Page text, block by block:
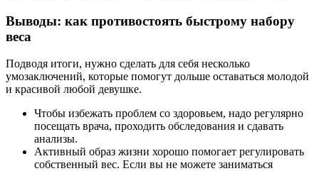
Выводы: как противостоять быстрому набору
веса
Подводя итоги, нужно сделать для себя несколько
умозаключений, которые помогут дольше оставаться молодой
и красивой любой девушке.
Чтобы избежать проблем со здоровьем, надо регулярно
посещать врача, проходить обследования и сдавать
анализы.
Активный образ жизни хорошо помогает регулировать
собственный вес. Если вы не можете заниматься